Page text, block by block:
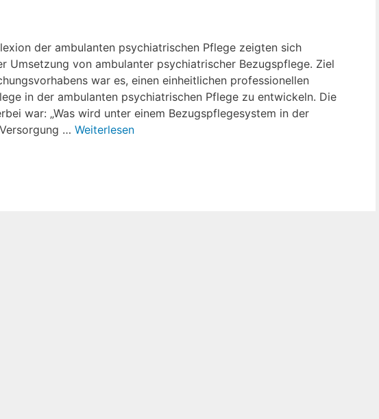
der ambulanten psychiatrischen Pflege zeigten sich
Umsetzung von ambulanter psychiatrischer Bezugspflege. Ziel
war es, einen einheitlichen professionellen
in der ambulanten psychiatrischen Pflege zu entwickeln. Die
war: „Was wird unter einem Bezugspflegesystem in der
… Weiterlesen